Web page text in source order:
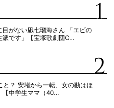
目がない凪七瑠海さん 「エビの
派です」【宝塚歌劇団O…
と？ 安堵から一転、女の勘はほ
【中学生ママ（40…